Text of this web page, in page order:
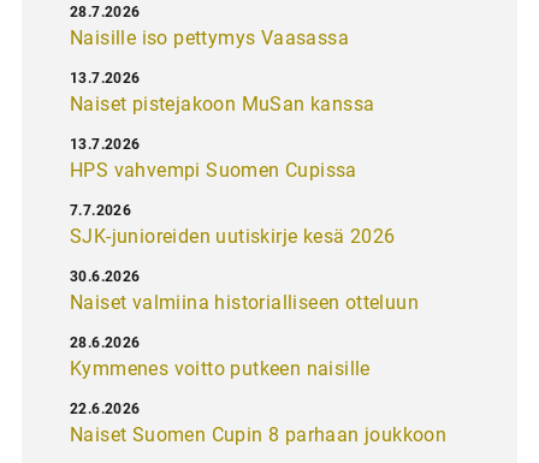
Naisille iso pettymys Vaasassa
28.7.2026
Naiset pistejakoon MuSan kanssa
13.7.2026
HPS vahvempi Suomen Cupissa
13.7.2026
SJK-junioreiden uutiskirje kesä 2026
7.7.2026
Naiset valmiina historialliseen otteluun
30.6.2026
Kymmenes voitto putkeen naisille
28.6.2026
Naiset Suomen Cupin 8 parhaan joukkoon
22.6.2026